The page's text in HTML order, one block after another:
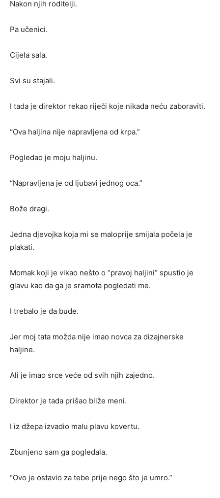
Nakon njih roditelji.
Pa učenici.
Cijela sala.
Svi su stajali.
I tada je direktor rekao riječi koje nikada neću zaboraviti.
“Ova haljina nije napravljena od krpa.”
Pogledao je moju haljinu.
“Napravljena je od ljubavi jednog oca.”
Bože dragi.
Jedna djevojka koja mi se maloprije smijala počela je
plakati.
Momak koji je vikao nešto o “pravoj haljini” spustio je
glavu kao da ga je sramota pogledati me.
I trebalo je da bude.
Jer moj tata možda nije imao novca za dizajnerske
haljine.
Ali je imao srce veće od svih njih zajedno.
Direktor je tada prišao bliže meni.
I iz džepa izvadio malu plavu kovertu.
Zbunjeno sam ga pogledala.
“Ovo je ostavio za tebe prije nego što je umro.”